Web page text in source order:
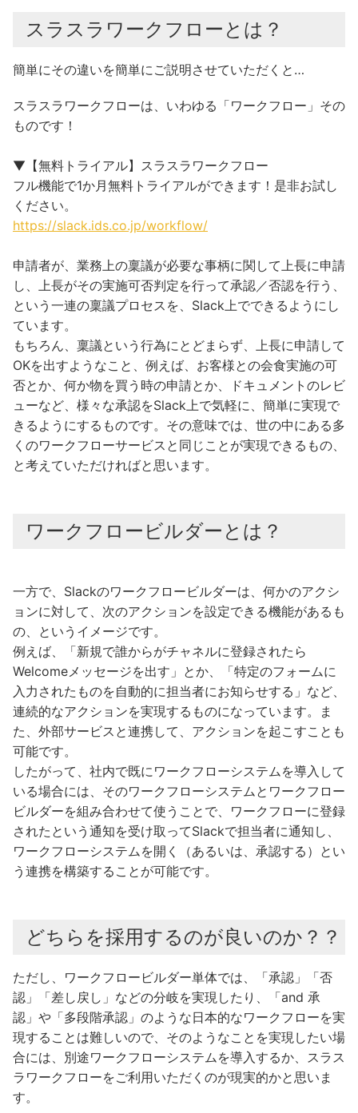
スラスラワークフローとは？
簡単にその違いを簡単にご説明させていただくと…
スラスラワークフローは、いわゆる「ワークフロー」その
ものです！
▼【無料トライアル】スラスラワークフロー
フル機能で1か月無料トライアルができます！是非お試し
ください。
https://slack.ids.co.jp/workflow/
申請者が、業務上の稟議が必要な事柄に関して上長に申請
し、上長がその実施可否判定を行って承認／否認を行う、
という一連の稟議プロセスを、Slack上でできるようにし
ています。
もちろん、稟議という行為にとどまらず、上長に申請して
OKを出すようなこと、例えば、お客様との会食実施の可
否とか、何か物を買う時の申請とか、ドキュメントのレビ
ューなど、様々な承認をSlack上で気軽に、簡単に実現で
きるようにするものです。その意味では、世の中にある多
くのワークフローサービスと同じことが実現できるもの、
と考えていただければと思います。
ワークフロービルダーとは？
一方で、Slackのワークフロービルダーは、何かのアクシ
ョンに対して、次のアクションを設定できる機能があるも
の、というイメージです。
例えば、「新規で誰からがチャネルに登録されたら
Welcomeメッセージを出す」とか、「特定のフォームに
入力されたものを自動的に担当者にお知らせする」など、
連続的なアクションを実現するものになっています。ま
た、外部サービスと連携して、アクションを起こすことも
可能です。
したがって、社内で既にワークフローシステムを導入して
いる場合には、そのワークフローシステムとワークフロー
ビルダーを組み合わせて使うことで、ワークフローに登録
されたという通知を受け取ってSlackで担当者に通知し、
ワークフローシステムを開く（あるいは、承認する）とい
う連携を構築することが可能です。
どちらを採用するのが良いのか？？
ただし、ワークフロービルダー単体では、「承認」「否
認」「差し戻し」などの分岐を実現したり、「and 承
認」や「多段階承認」のような日本的なワークフローを実
現することは難しいので、そのようなことを実現したい場
合には、別途ワークフローシステムを導入するか、スラス
ラワークフローをご利用いただくのが現実的かと思いま
す。